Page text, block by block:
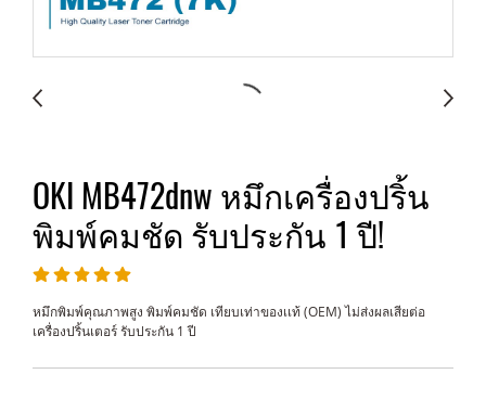
OKI MB472dnw หมึกเครื่องปริ้น
พิมพ์คมชัด รับประกัน 1 ปี!
หมึกพิมพ์คุณภาพสูง พิมพ์คมชัด เทียบเท่าของเเท้ (OEM) ไม่ส่งผลเสียต่อ
เครื่องปริ้นเตอร์ รับประกัน 1 ปี